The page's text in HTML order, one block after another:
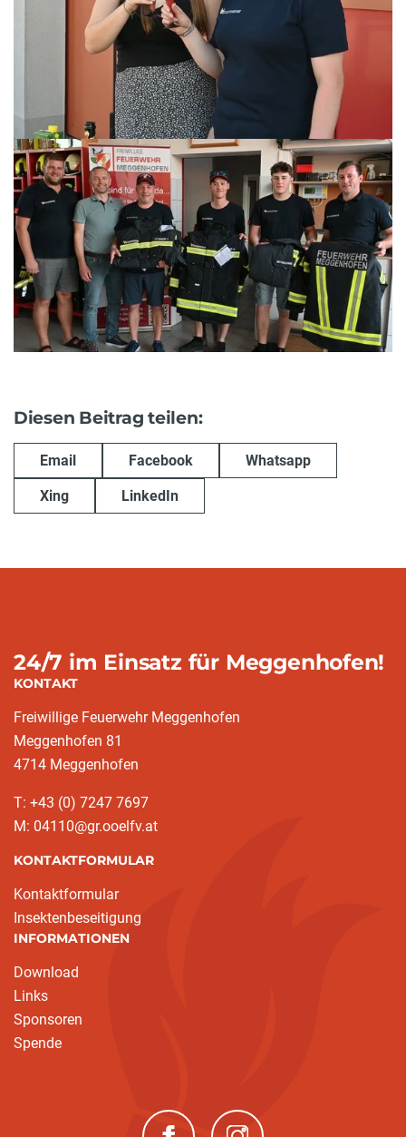
Diesen Beitrag teilen:
Email Facebook Whatsapp
Xing LinkedIn
24/7 im Einsatz für Meggenhofen!
KONTAKT
Freiwillige Feuerwehr Meggenhofen
Meggenhofen 81
4714 Meggenhofen
T: +43 (0) 7247 7697
M: 04110@gr.ooelfv.at
KONTAKTFORMULAR
Kontaktformular
Insektenbeseitigung
INFORMATIONEN
Download
Links
Sponsoren
Spende